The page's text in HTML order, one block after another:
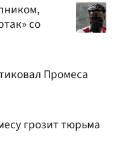
со
Промеса
грозит тюрьма